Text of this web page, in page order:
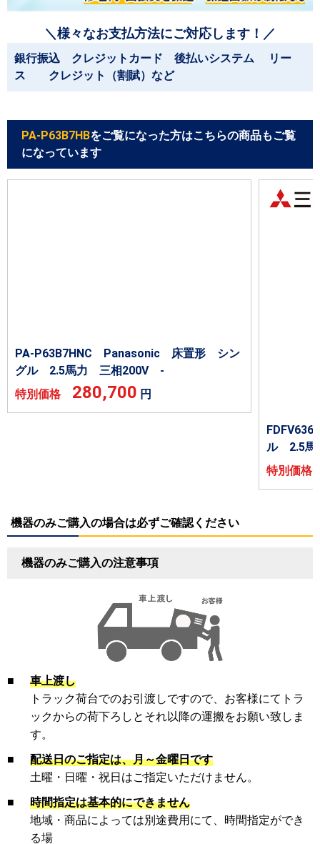
＼様々なお支払方法にご対応します！／
銀行振込 クレジットカード 後払いシステム リー
ス クレジット（割賦）など
PA-P63B7HBをご覧になった方はこちらの商品もご覧
になっています
PA-P63B7HNC Panasonic 床置形 シン
グル 2.5馬力 三相200V -
特別価格 280,700 円
ル 2.5
特別価
機器のみご購入の場合は必ずご確認ください
機器のみご購入の注意事項
■
車上渡し
トラック荷台でのお引渡しですので、お客様にてトラ
ックからの荷下ろしとそれ以降の運搬をお願い致しま
す。
■
配送日のご指定は、月～金曜日です
土曜・日曜・祝日はご指定いただけません。
■
時間指定は基本的にできません
地域・商品によっては別途費用にて、時間指定ができ
る場